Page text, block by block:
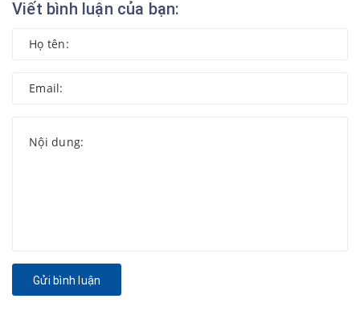
Viết bình luận của bạn:
Gửi bình luận